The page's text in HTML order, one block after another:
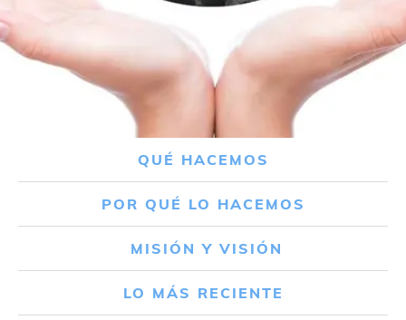
QUÉ HACEMOS
POR QUÉ LO HACEMOS
MISIÓN Y VISIÓN
LO MÁS RECIENTE